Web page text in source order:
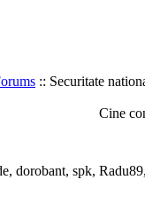
:: Securitate
Cine
dorobant, spk,